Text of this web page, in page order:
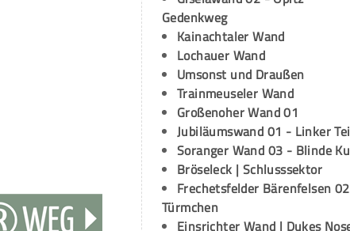
Gedenkweg
Kainachtaler Wand
Lochauer Wand
Umsonst und Draußen
Trainmeuseler Wand
Großenoher Wand 01
Jubiläumswand 01 - Linker
Soranger Wand 03 - Blinde
Bröseleck | Schlusssektor
Frechetsfelder Bärenfelsen
Türmchen
Einsrichter Wand | Dukes